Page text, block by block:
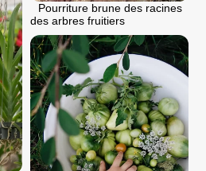
Pourriture brune des racines
des arbres fruitiers